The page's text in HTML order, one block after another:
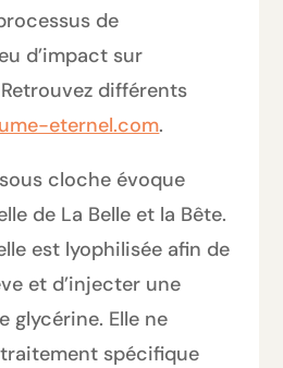
de
d’impact sur
différents
eternel.com.
cloche évoque
de La Belle et la Bête.
est lyophilisée afin de
et d’injecter une
glycérine. Elle ne
spécifique